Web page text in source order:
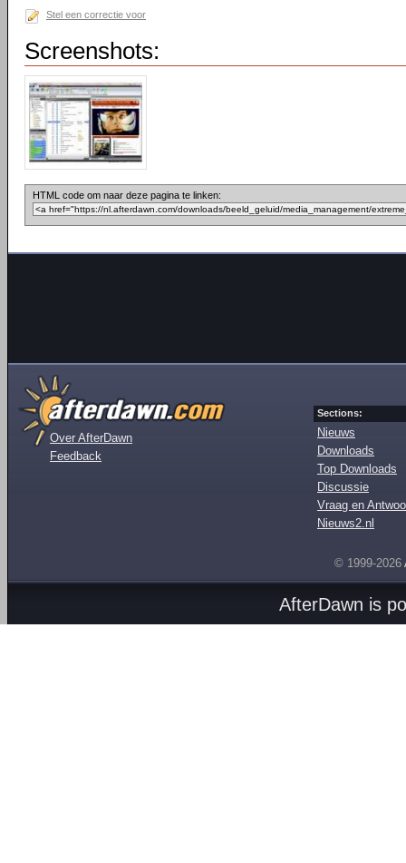
Stel een correctie voor
Screenshots:
HTML code om naar deze pagina te linken:
Over AfterDawn
Feedback
Sections:
Nieuws
Downloads
Top Downloads
Discussie
Vraag en
Nieuws2.nl
© 1999-2026
AfterDawn is